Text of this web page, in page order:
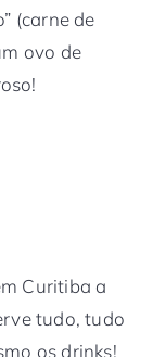
(carne de
ovo de
Curitiba a
tudo, tudo
os drinks!